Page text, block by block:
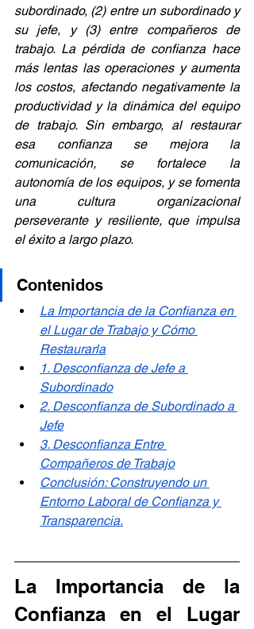
subordinado, (2) entre un subordinado y
su jefe, y (3) entre compañeros de
trabajo. La pérdida de confianza hace
más lentas las operaciones y aumenta
los costos, afectando negativamente la
productividad y la dinámica del equipo
de trabajo. Sin embargo, al restaurar
esa confianza se mejora la
comunicación, se fortalece la
autonomía de los equipos, y se fomenta
una cultura organizacional
perseverante y resiliente, que impulsa
el éxito a largo plazo.
Contenidos
La Importancia de la Confianza en
el Lugar de Trabajo y Cómo
Restaurarla
1. Desconfianza de Jefe a
Subordinado
2. Desconfianza de Subordinado a
Jefe
3. Desconfianza Entre
Compañeros de Trabajo
Conclusión: Construyendo un
Entorno Laboral de Confianza y
Transparencia.
La Importancia de la
Confianza en el Lugar